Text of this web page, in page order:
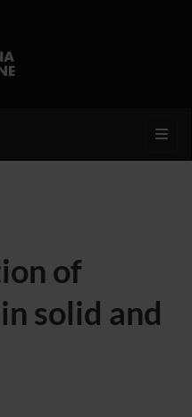
of
solid and